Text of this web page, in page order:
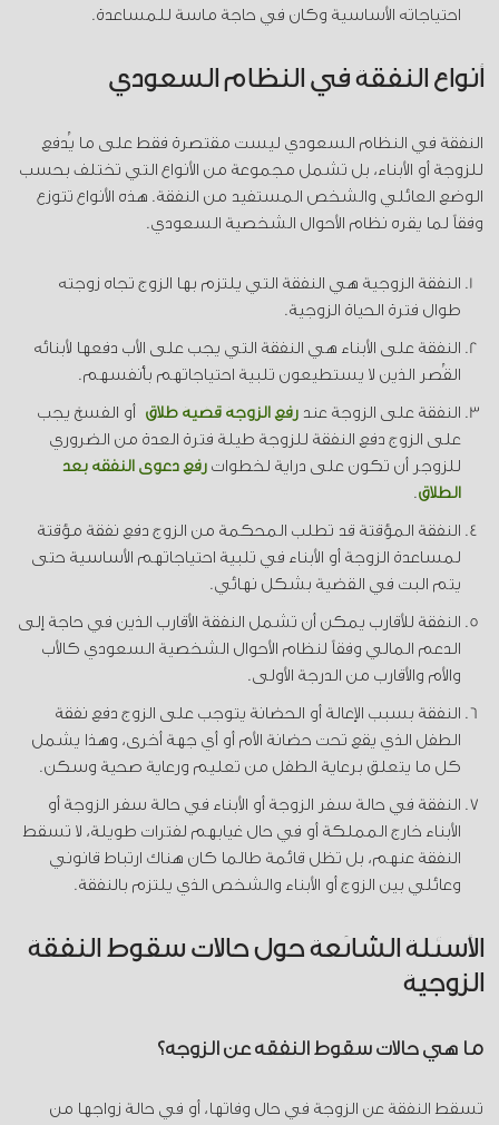
احتياجاته الأساسية وكان في حاجة ماسة للمساعدة.
أنواع النفقة في النظام السعودي
النفقة في النظام السعودي ليست مقتصرة فقط على ما يُدفع
للزوجة أو الأبناء، بل تشمل مجموعة من الأنواع التي تختلف بحسب
الوضع العائلي والشخص المستفيد من النفقة. هذه الأنواع تتوزع
وفقاً لما يقره نظام الأحوال الشخصية السعودي.
النفقة الزوجية هي النفقة التي يلتزم بها الزوج تجاه زوجته
طوال فترة الحياة الزوجية.
النفقة على الأبناء هي النفقة التي يجب على الأب دفعها لأبنائه
القُصر الذين لا يستطيعون تلبية احتياجاتهم بأنفسهم.
النفقة على الزوجة عندرفع الزوجة قضية طلاق أو الفسخ يجب
على الزوج دفع النفقة للزوجة طيلة فترة العدة من الضروري
للزوجر أن تكون على دراية لخطواترفع دعوى النفقة بعد
الطلاق.
النفقة المؤقتة قد تطلب المحكمة من الزوج دفع نفقة مؤقتة
لمساعدة الزوجة أو الأبناء في تلبية احتياجاتهم الأساسية حتى
يتم البت في القضية بشكل نهائي.
النفقة للأقارب يمكن أن تشمل النفقة الأقارب الذين في حاجة إلى
الدعم المالي وفقاً لنظام الأحوال الشخصية السعودي كالأب
والأم والأقارب من الدرجة الأولى.
النفقة بسبب الإعالة أو الحضانة يتوجب على الزوج دفع نفقة
الطفل الذي يقع تحت حضانة الأم أو أي جهة أخرى، وهذا يشمل
كل ما يتعلق برعاية الطفل من تعليم ورعاية صحية وسكن.
النفقة في حالة سفر الزوجة أو الأبناء في حالة سفر الزوجة أو
الأبناء خارج المملكة أو في حال غيابهم لفترات طويلة، لا تسقط
النفقة عنهم، بل تظل قائمة طالما كان هناك ارتباط قانوني
وعائلي بين الزوج أو الأبناء والشخص الذي يلتزم بالنفقة.
الأسئلة الشائعة حول حالات سقوط النفقة
الزوجية
ما هي حالات سقوط النفقة عن الزوجة؟
تسقط النفقة عن الزوجة في حال وفاتها، أو في حالة زواجها من